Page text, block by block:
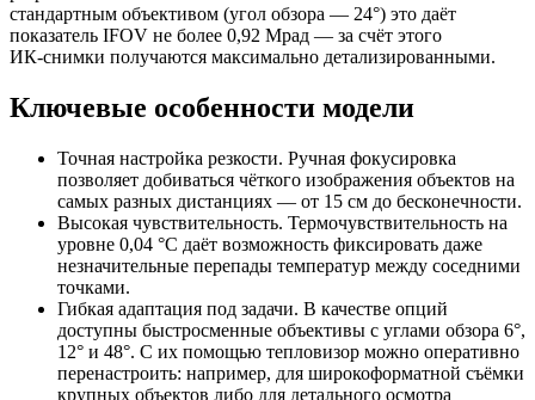
стандартным объективом (угол обзора — 24°) это даёт
показатель IFOV не более 0,92 Мрад — за счёт этого
ИК‑снимки получаются максимально детализированными.
Ключевые особенности модели
Точная настройка резкости. Ручная фокусировка
позволяет добиваться чёткого изображения объектов на
самых разных дистанциях — от 15 см до бесконечности.
Высокая чувствительность. Термочувствительность на
уровне 0,04 °C даёт возможность фиксировать даже
незначительные перепады температур между соседними
точками.
Гибкая адаптация под задачи. В качестве опций
доступны быстросменные объективы с углами обзора 6°,
12° и 48°. С их помощью тепловизор можно оперативно
перенастроить: например, для широкоформатной съёмки
крупных объектов либо для детального осмотра